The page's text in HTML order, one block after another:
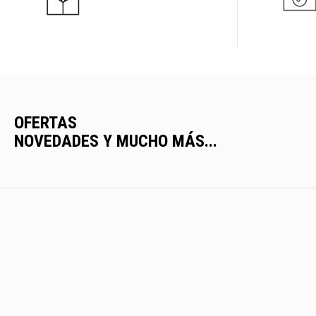
OFERTAS
NOVEDADES Y MUCHO MÁS...